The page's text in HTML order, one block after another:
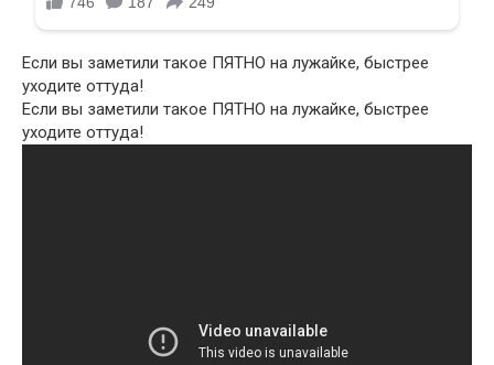
Если вы заметили такое ПЯТНО на лужайке, быстрее
уходите оттуда!
Если вы заметили такое ПЯТНО на лужайке, быстрее
уходите оттуда!